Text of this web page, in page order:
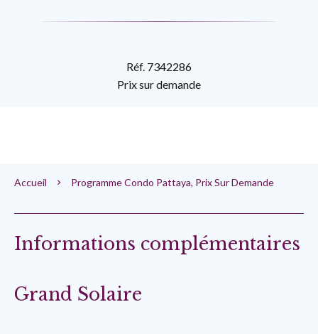
Réf. 7342286
Prix sur demande
Accueil Programme Condo Pattaya, Prix Sur Demande
Informations complémentaires
Grand Solaire